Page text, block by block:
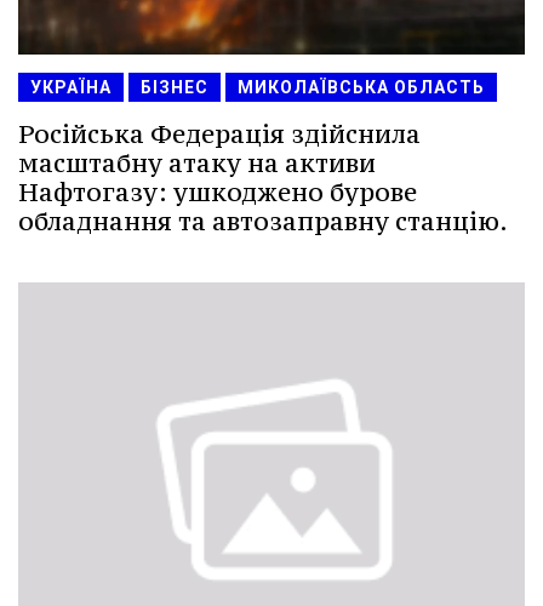
УКРАЇНА БІЗНЕС МИКОЛАЇВСЬКА ОБЛАСТЬ
Російська Федерація здійснила
масштабну атаку на активи
Нафтогазу: ушкоджено бурове
обладнання та автозаправну станцію.